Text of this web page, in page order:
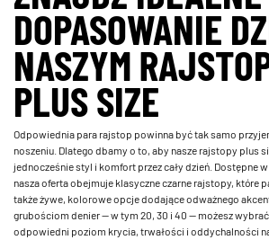
DOPASOWANIE
NASZYM
PLUS SIZE
Odpowiednia para rajstop powinna być tak samo
noszeniu. Dlatego dbamy o to, aby nasze rajstopy plus
jednocześnie styl i komfort przez cały dzień. Dostępne
nasza oferta obejmuje klasyczne czarne rajstopy, które
także żywe, kolorowe opcje dodające odważnego
grubościom denier — w tym 20, 30 i 40 — możesz
odpowiedni poziom krycia, trwałości i oddychalności